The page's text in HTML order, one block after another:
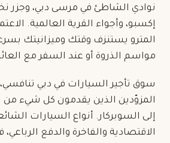
نوادي الشاطئ في مرسى دبي، وجزر
إكسبو، وأجواء القرية العالمية.
المترو يستنزف وقتك وميزانيتك
مواسم الذروة أو عند السفر مع
سوق تأجير السيارات في دبي
المزوّدين الذين يقدمون كل شيء من
إلى السوبركار. أنواع السيارات
الاقتصادية والفاخرة والدفع